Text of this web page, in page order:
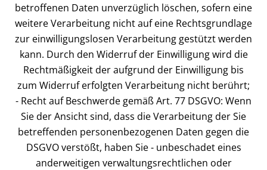
betroffenen Daten unverzüglich löschen, sofern eine
weitere Verarbeitung nicht auf eine Rechtsgrundlage
zur einwilligungslosen Verarbeitung gestützt werden
kann. Durch den Widerruf der Einwilligung wird die
Rechtmäßigkeit der aufgrund der Einwilligung bis
zum Widerruf erfolgten Verarbeitung nicht berührt;
- Recht auf Beschwerde gemäß Art. 77 DSGVO: Wenn
Sie der Ansicht sind, dass die Verarbeitung der Sie
betreffenden personenbezogenen Daten gegen die
DSGVO verstößt, haben Sie - unbeschadet eines
anderweitigen verwaltungsrechtlichen oder